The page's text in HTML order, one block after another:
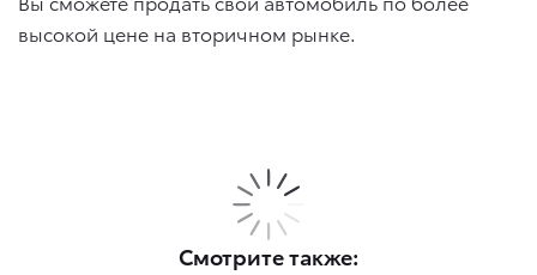
высокой цене на вторичном рынке.
Смотрите также: